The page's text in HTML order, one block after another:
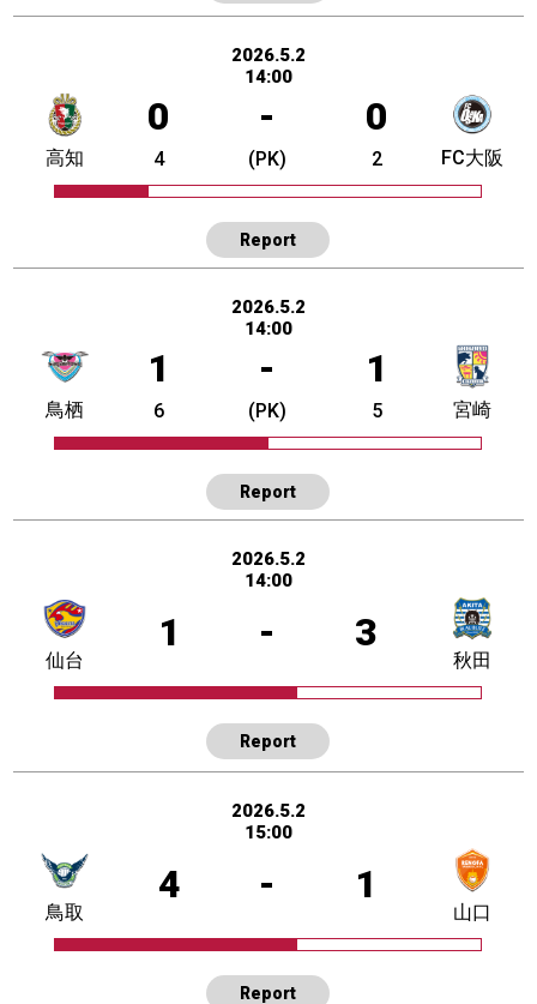
2026.5.2
14:00
0 - 0
高知 4 (PK) 2 FC大阪
Report
2026.5.2
14:00
1 - 1
鳥栖 6 (PK) 5 宮崎
Report
2026.5.2
14:00
1 - 3
仙台 秋田
Report
2026.5.2
15:00
4 - 1
鳥取 山口
Report